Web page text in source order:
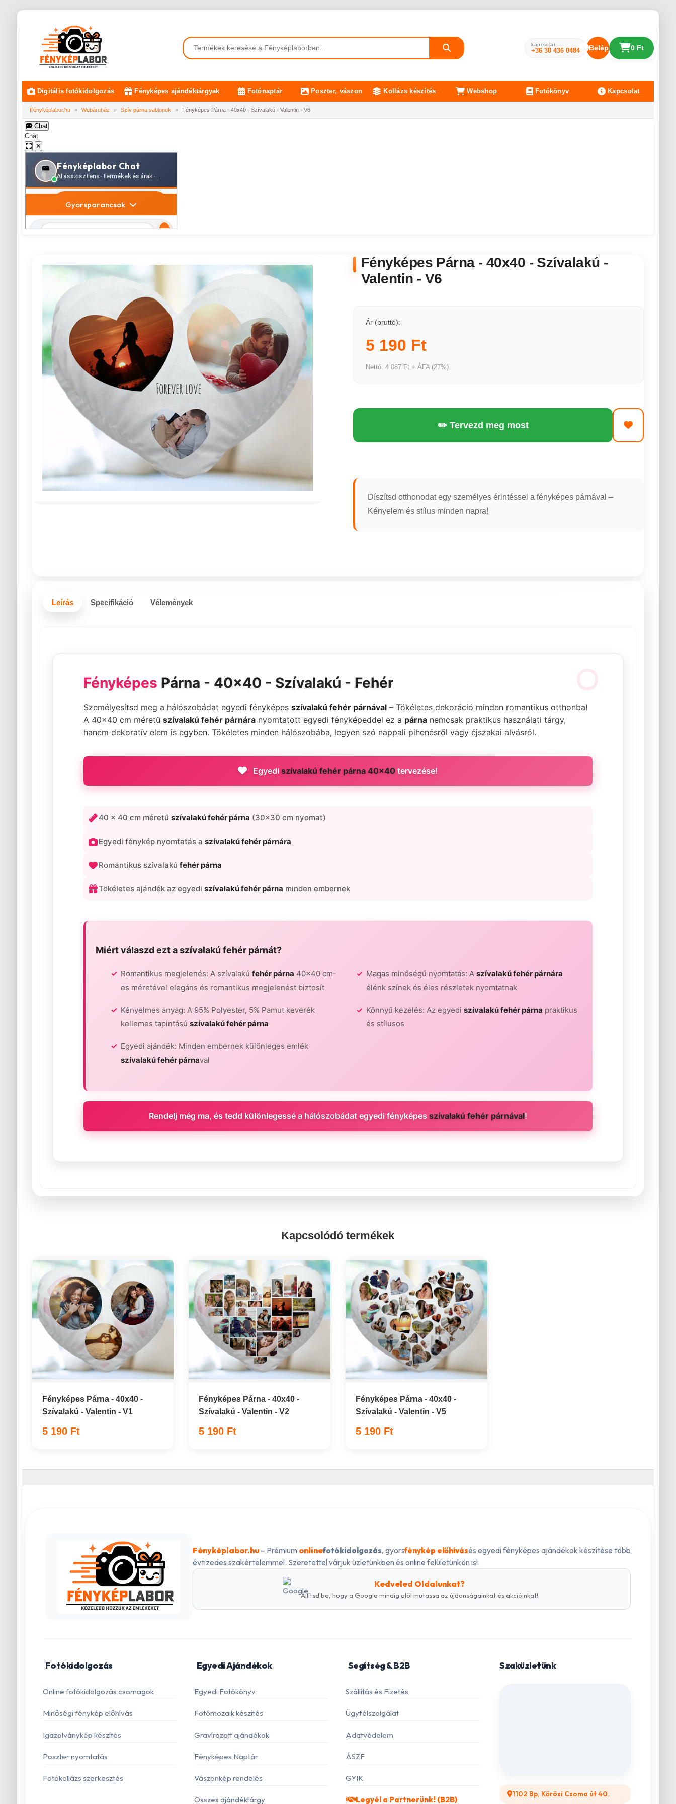
kapcsolat
+36 30 436 0484 Belépés 0 Ft
Digitális fotókidolgozás Fényképes ajándéktárgyak Fotónaptár Poszter, vászon Kollázs készítés Webshop Fotókönyv Kapcsolat
Fényképlabor.hu » Webáruház » Szív párna sablonok » Fényképes Párna - 40x40 - Szívalakú - Valentin - V6
Chat
Chat
✕
Fényképes Párna - 40x40 - Szívalakú -
Valentin - V6
Ár (bruttó):
5 190 Ft
Nettó: 4 087 Ft + ÁFA (27%)
✏️ Tervezd meg most
Díszítsd otthonodat egy személyes érintéssel a fényképes párnával –
Kényelem és stílus minden napra!
Leírás Specifikáció Vélemények
Fényképes Párna - 40x40 - Szívalakú - Fehér
Személyesítsd meg a hálószobádat egyedi fényképes szívalakú fehér párnával– Tökéletes dekoráció minden romantikus otthonba!
A 40x40 cm méretű szívalakú fehér párnáranyomtatott egyedi fényképeddel ez a párnanemcsak praktikus használati tárgy,
hanem dekoratív elem is egyben. Tökéletes minden hálószobába, legyen szó nappali pihenésről vagy éjszakai alvásról.
Egyediszívalakú fehér párna 40x40 tervezése!
40 x 40 cm méretű szívalakú fehér párna (30x30 cm nyomat)
Egyedi fénykép nyomtatás a szívalakú fehér párnára
Romantikus szívalakú fehér párna
Tökéletes ajándék az egyedi szívalakú fehér párna minden embernek
Miért válaszd ezt aszívalakú fehér párnát?
Romantikus megjelenés: A szívalakú fehér párna 40x40 cm-
es méretével elegáns és romantikus megjelenést biztosít
Magas minőségű nyomtatás: A szívalakú fehér párnára
élénk színek és éles részletek nyomtatnak
Kényelmes anyag: A 95% Polyester, 5% Pamut keverék
kellemes tapintású szívalakú fehér párna
Könnyű kezelés: Az egyedi szívalakú fehér párna praktikus
és stílusos
Egyedi ajándék: Minden embernek különleges emlék
szívalakú fehér párnaval
Rendelj még ma, és tedd különlegessé a hálószobádat egyedi fényképes szívalakú fehér párnával!
Kapcsolódó termékek
Fényképes Párna - 40x40 -
Szívalakú - Valentin - V1
5 190 Ft
Fényképes Párna - 40x40 -
Szívalakú - Valentin - V2
5 190 Ft
Fényképes Párna - 40x40 -
Szívalakú - Valentin - V5
5 190 Ft
Fényképlabor.hu– Prémium onlinefotókidolgozás, gyorsfénykép előhívásés egyedi fényképes ajándékok készítése több
évtizedes szakértelemmel. Szeretettel várjuk üzletünkben és online felületünkön is!
Kedveled Oldalunkat?
Állítsd be, hogy a Google mindig elöl mutassa az újdonságainkat és akcióinkat!
Fotókidolgozás
Online fotókidolgozás csomagok
Minőségi fénykép előhívás
Igazolványkép készítés
Poszter nyomtatás
Fotókollázs szerkesztés
Egyedi Ajándékok
Egyedi Fotókönyv
Fotómozaik készítés
Gravírozott ajándékok
Fényképes Naptár
Vászonkép rendelés
Összes ajándéktárgy
Segítség & B2B
Szállítás és Fizetés
Ügyfélszolgálat
Adatvédelem
ÁSZF
GYIK
Legyél a Partnerünk! (B2B)
Szaküzletünk
1102 Bp, Kőrösi Csoma út 40.